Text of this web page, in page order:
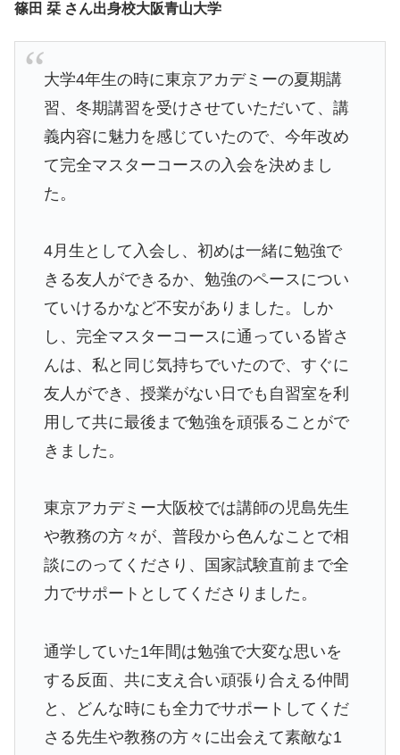
篠田 栞 さん出身校大阪青山大学
大学4年生の時に東京アカデミーの夏期講
習、冬期講習を受けさせていただいて、講
義内容に魅力を感じていたので、今年改め
て完全マスターコースの入会を決めまし
た。
4月生として入会し、初めは一緒に勉強で
きる友人ができるか、勉強のペースについ
ていけるかなど不安がありました。しか
し、完全マスターコースに通っている皆さ
んは、私と同じ気持ちでいたので、すぐに
友人ができ、授業がない日でも自習室を利
用して共に最後まで勉強を頑張ることがで
きました。
東京アカデミー大阪校では講師の児島先生
や教務の方々が、普段から色んなことで相
談にのってくださり、国家試験直前まで全
力でサポートとしてくださりました。
通学していた1年間は勉強で大変な思いを
する反面、共に支え合い頑張り合える仲間
と、どんな時にも全力でサポートしてくだ
さる先生や教務の方々に出会えて素敵な1